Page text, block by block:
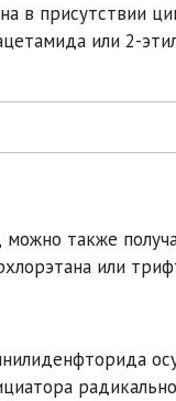
в присутствии
или 2-
также
или